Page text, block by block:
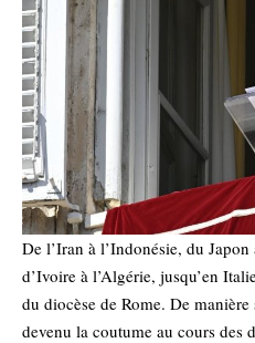
De l’Iran à l’Indonésie, du
d’Ivoire à l’Algérie, jusqu’en
du diocèse de Rome. De
devenu la coutume au cours des